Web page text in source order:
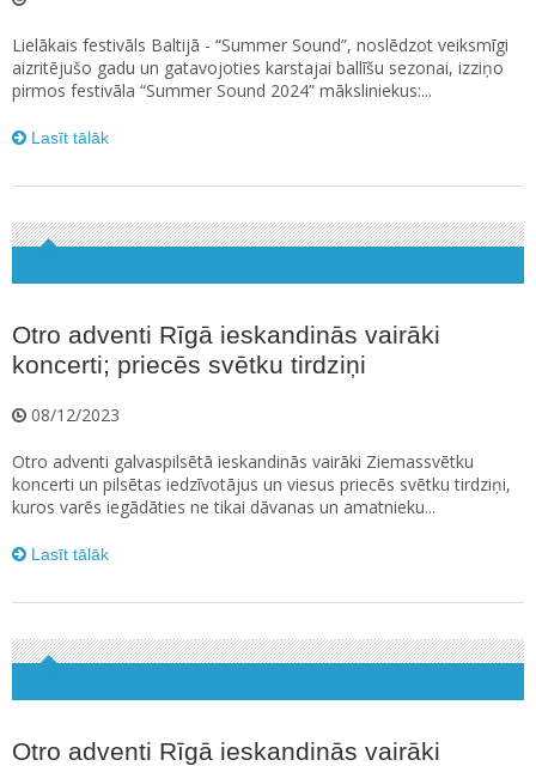
Lielākais festivāls Baltijā - “Summer Sound”, noslēdzot veiksmīgi
aizritējušo gadu un gatavojoties karstajai ballīšu sezonai, izziņo
pirmos festivāla “Summer Sound 2024” māksliniekus:...
Lasīt tālāk
Otro adventi Rīgā ieskandinās vairāki
koncerti; priecēs svētku tirdziņi
08/12/2023
Otro adventi galvaspilsētā ieskandinās vairāki Ziemassvētku
koncerti un pilsētas iedzīvotājus un viesus priecēs svētku tirdziņi,
kuros varēs iegādāties ne tikai dāvanas un amatnieku...
Lasīt tālāk
Otro adventi Rīgā ieskandinās vairāki